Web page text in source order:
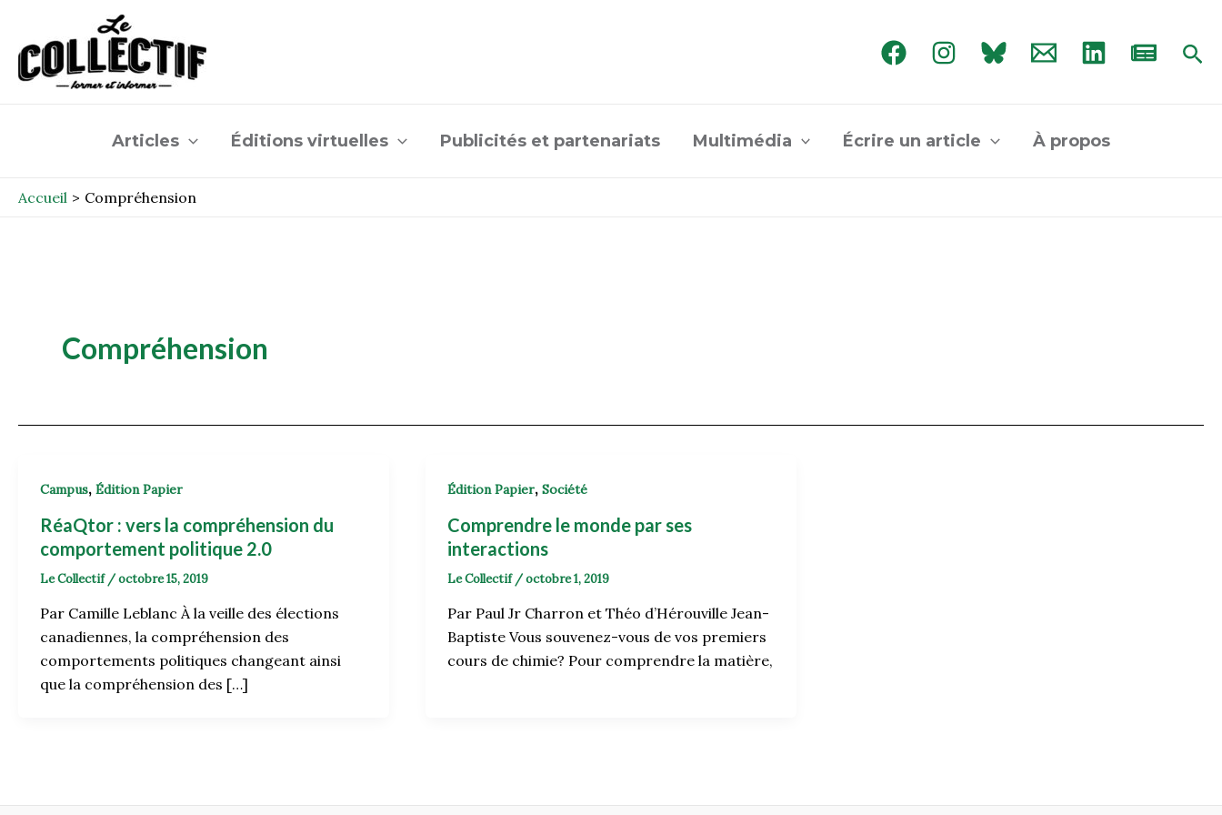
contenu
Articles Éditions virtuelles Publicités et partenariats Multimédia Écrire un article À propos
Accueil Compréhension
Compréhension
Campus, Édition Papier
RéaQtor : vers la compréhension du
comportement politique 2.0
Le Collectif /octobre 15, 2019
Par Camille Leblanc À la veille des élections
canadiennes, la compréhension des
comportements politiques changeant ainsi
que la compréhension des […]
Édition Papier, Société
Comprendre le monde par ses
interactions
Le Collectif /octobre 1, 2019
Par Paul Jr Charron et Théo d’Hérouville Jean-
Baptiste Vous souvenez-vous de vos premiers
cours de chimie? Pour comprendre la matière,